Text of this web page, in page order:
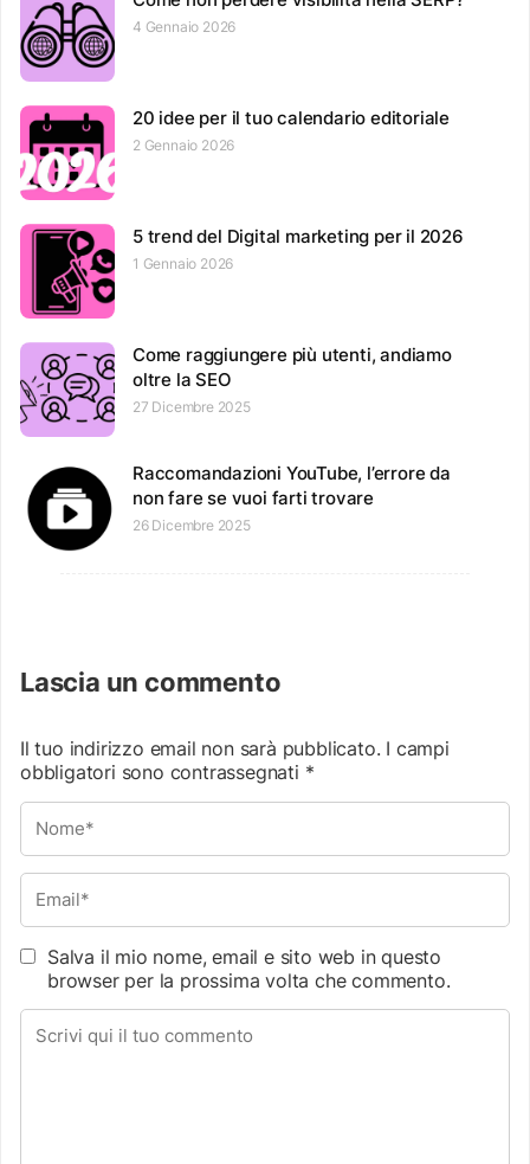
4 Gennaio 2026
20 idee per il tuo calendario editoriale
2 Gennaio 2026
5 trend del Digital marketing per il 2026
1 Gennaio 2026
Come raggiungere più utenti, andiamo
oltre la SEO
27 Dicembre 2025
Raccomandazioni YouTube, l’errore da
non fare se vuoi farti trovare
26 Dicembre 2025
Lascia un commento
Il tuo indirizzo email non sarà pubblicato. I campi
obbligatori sono contrassegnati *
Salva il mio nome, email e sito web in questo
browser per la prossima volta che commento.